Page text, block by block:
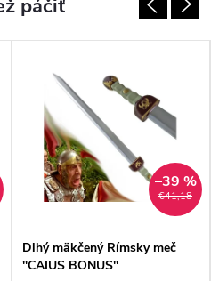
€41,18
–39 %
Dlhý mäkčený Rímsky meč
"CAIUS BONUS"